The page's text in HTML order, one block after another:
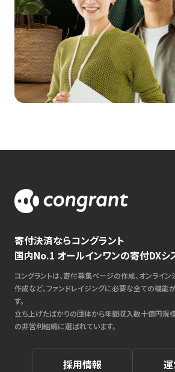
寄付決済ならコングラント
国内No.1 オールインワンの寄付DXシ
コングラントは、寄付募集ページの作成、オンライ
作成など、ファンドレイジングに必要な全ての機能
す。
立ち上げたばかりの団体から年間収入数十億円規
の非営利組織に選ばれています。
採用情報